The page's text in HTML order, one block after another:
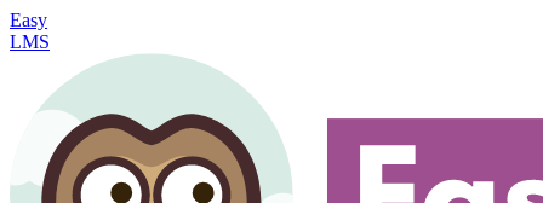
Easy
LMS